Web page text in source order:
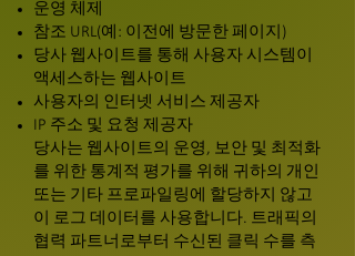
운영 체제
참조 URL(예: 이전에 방문한 페이지)
당사 웹사이트를 통해 사용자 시스템이
액세스하는 웹사이트
사용자의 인터넷 서비스 제공자
IP 주소 및 요청 제공자
당사는 웹사이트의 운영, 보안 및 최적화
를 위한 통계적 평가를 위해 귀하의 개인
또는 기타 프로파일링에 할당하지 않고
이 로그 데이터를 사용합니다. 트래픽의
협력 파트너로부터 수신된 클릭 수를 측